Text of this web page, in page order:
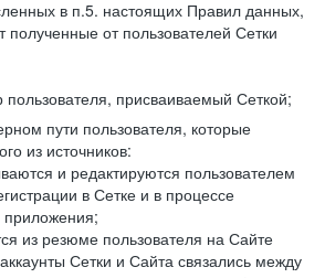
в п.5. настоящих Правил данных,
полученные от пользователей Сетки
пользователя, присваиваемый Сеткой;
пути пользователя, которые
из источников:
и редактируются пользователем
в Сетке и в процессе
приложения;
из резюме пользователя на Сайте
Сетки и Сайта связались между